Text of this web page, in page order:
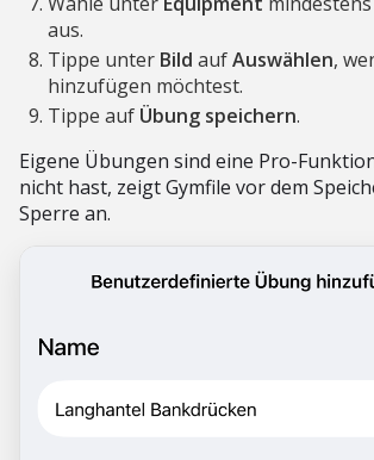
aus.
Tippe unter Bild aufAuswählen,
hinzufügen möchtest.
Tippe auf Übung speichern.
Eigene Übungen sind eine Pro-
nicht hast, zeigt Gymfile vor dem
Sperre an.